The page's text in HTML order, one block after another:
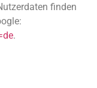
finden
.